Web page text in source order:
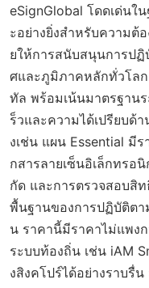
eSignGlobal โดดเด่นใ
ะอย่างยิ่งสำหรับความต้
ยให้การสนับสนุนการปฏิ
ศและภูมิภาคหลักทั่วโลก
ทัล พร้อมเน้นมาตรฐาน
ร็วและความได้เปรียบด้
งเช่น แผน Essential มีร
กสารลายเซ็นอิเล็กทรอ
กัด และการตรวจสอบสิ
พื้นฐานของการปฏิบัติต
น ราคานี้มีราคาไม่แพง
ระบบท้องถิ่น เช่น iAM
งสิงคโปร์ได้อย่างราบรื่